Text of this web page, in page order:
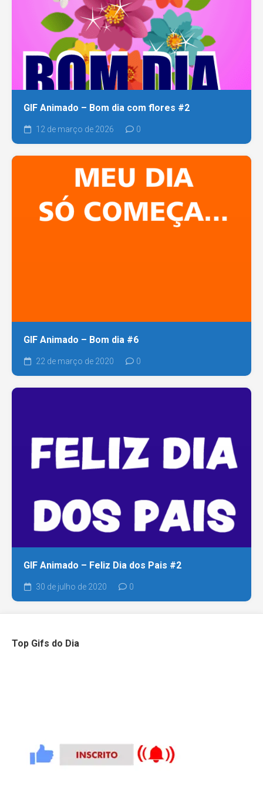
GIF Animado – Bom dia com flores #2
12 de março de 2026 0
GIF Animado – Bom dia #6
22 de março de 2020 0
GIF Animado – Feliz Dia dos Pais #2
30 de julho de 2020 0
Top Gifs do Dia